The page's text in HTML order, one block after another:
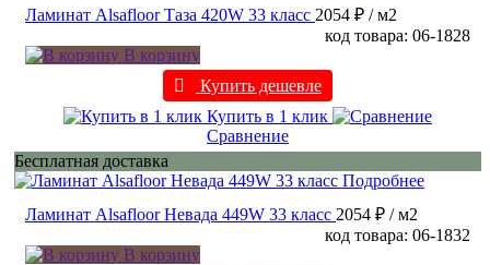
Ламинат Alsafloor Таза 420W 33 класс 2054 ₽ / м2
код товара: 06-1828
В корзину
Купить дешевле
Купить в 1 клик
Сравнение
Бесплатная доставка
Подробнее
Ламинат Alsafloor Невада 449W 33 класс 2054 ₽ / м2
код товара: 06-1832
В корзину